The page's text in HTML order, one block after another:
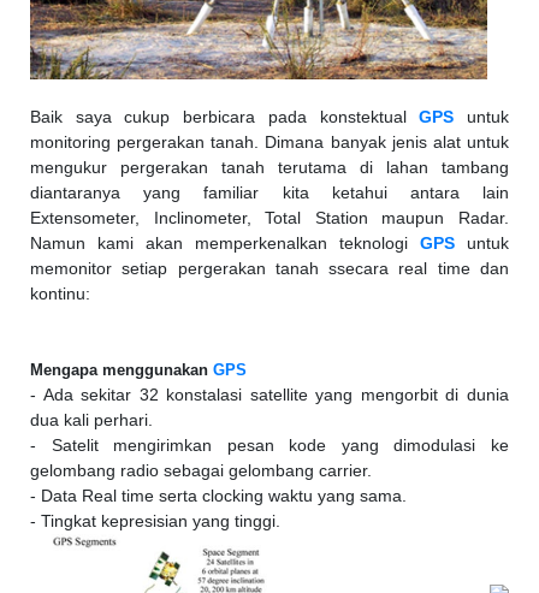
Baik saya cukup berbicara pada konstektualGPS
untuk
monitoring pergerakan tanah. Dimana banyak jenis alat untuk
mengukur pergerakan tanah terutama di lahan tambang
diantaranya yang familiar kita ketahui antara lain
Extensometer, Inclinometer, Total Station maupun
Radar.
Namun kami akan memperkenalkan teknologi GPS untuk
memonitor setiap pergerakan tanah ssecara real time dan
kontinu:
Mengapa menggunakan GPS
- Ada sekitar 32 konstalasi satellite yang mengorbit di dunia
dua kali perhari.
- Satelit mengirimkan pesan kode yang dimodulasi ke
gelombang radio sebagai gelombang carrier.
- Data Real time serta clocking waktu yang sama.
- Tingkat kepresisian yang tinggi.